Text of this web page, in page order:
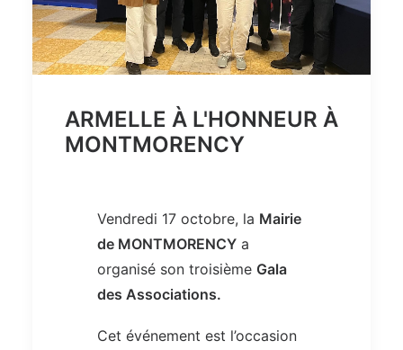
ARMELLE À L'HONNEUR À
MONTMORENCY
Vendredi 17 octobre, la Mairie
de MONTMORENCY a
organisé son troisième Gala
des Associations.
Cet événement est l’occasion